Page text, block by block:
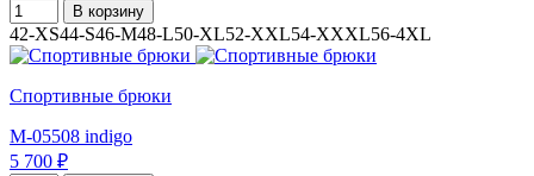
В корзину
42-XS44-S46-M48-L50-XL52-XXL54-XXXL56-4XL
Спортивные брюки
M-05508 indigo
5 700 ₽